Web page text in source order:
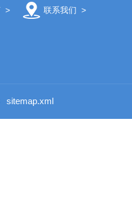
> 联系我们 >
sitemap.xml